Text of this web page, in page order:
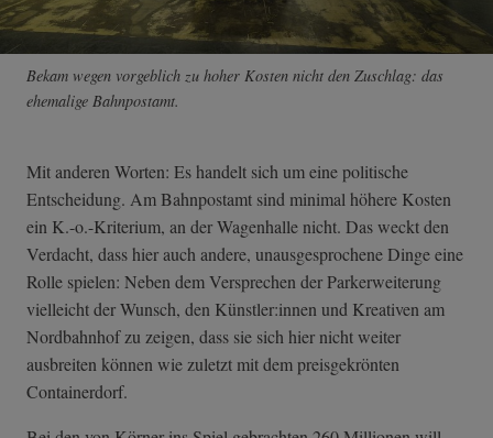
Bekam wegen vorgeblich zu hoher Kosten nicht den Zuschlag: das
ehemalige Bahnpostamt.
Mit anderen Worten: Es handelt sich um eine politische
Entscheidung. Am Bahnpostamt sind minimal höhere Kosten
ein K.-o.-Kriterium, an der Wagenhalle nicht. Das weckt den
Verdacht, dass hier auch andere, unausgesprochene Dinge eine
Rolle spielen: Neben dem Versprechen der Parkerweiterung
vielleicht der Wunsch, den Künstler:innen und Kreativen am
Nordbahnhof zu zeigen, dass sie sich hier nicht weiter
ausbreiten können wie zuletzt mit dem preisgekrönten
Containerdorf.